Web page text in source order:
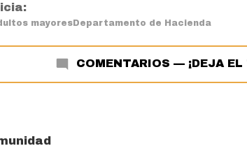
mayoresDepartamento de Hacienda
COMENTARIOS — ¡DEJA